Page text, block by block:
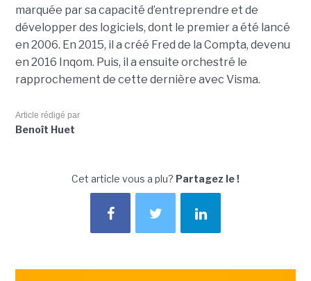
marquée par sa capacité d’entreprendre et de
développer des logiciels, dont le premier a été lancé
en 2006. En 2015, il a créé Fred de la Compta, devenu
en 2016 Inqom. Puis, il a ensuite orchestré le
rapprochement de cette dernière avec Visma.
Article rédigé par
Benoît Huet
Cet article vous a plu? Partagez le !